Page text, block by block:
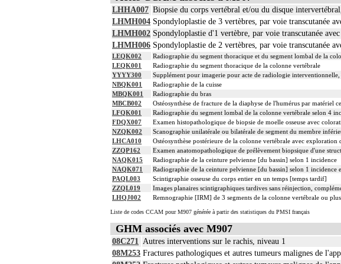
LHHA007 Biopsie du corps vertébral et/ou du disque
LHMH004 Spondyloplastie de 3 vertèbres, par voie transcutanée
LHMH002 Spondyloplastie d'1 vertèbre, par voie transcutanée
LHMH006 Spondyloplastie de 2 vertèbres, par voie transcutanée
LEQK002
Radiographie du segment thoracique et du segment lombal de la
LEQK001
Radiographie du segment thoracique de la colonne vertébrale
YYYY300
Supplément pour imagerie pour acte de radiologie
NBQK001
Radiographie de la cuisse
MBQK001
Radiographie du bras
MBCB002
Ostéosynthèse de fracture de la diaphyse de l'humérus par matériel
LFQK001
Radiographie du segment lombal de la colonne vertébrale selon 4
FDQX007
Examen histopathologique de biopsie de moelle osseuse avec
NZQK002
Scanographie unilatérale ou bilatérale de segment du membre
LHCA010
Ostéosynthèse postérieure de la colonne vertébrale avec
ZZQP162
Examen anatomopathologique de prélèvement biopsique d'une
NAQK015
Radiographie de la ceinture pelvienne [du bassin] selon 1 incidence
NAQK071
Radiographie de la ceinture pelvienne [du bassin] selon 1
PAQL003
Scintigraphie osseuse du corps entier en un temps [temps tardif]
ZZQL019
Images planaires scintigraphiques tardives sans réinjection,
LHQJ002
Remnographie [IRM] de 3 segments de la colonne vertébrale ou
Liste de codes CCAM pour M907 générée à partir des statistiques du PMSI français
GHM associés avec M907
08C271
Autres interventions sur le rachis, niveau 1
08M253 Fractures pathologiques et autres tumeurs malignes de